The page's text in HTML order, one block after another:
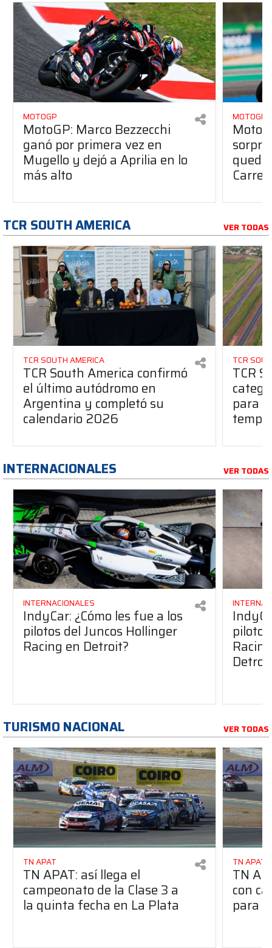
MOTOGP
MotoGP: Marco Bezzecchi
ganó por primera vez en
Mugello y dejó a Aprilia en lo
más alto
MOTOGP
TCR SOUTH AMERICA VER TODAS
TCR SOUTH AMERICA
TCR South America confirmó
el último autódromo en
Argentina y completó su
calendario 2026
TCR
TCR
para
INTERNACIONALES VER TODAS
INTERNACIONALES
IndyCar: ¿Cómo les fue a los
pilotos del Juncos Hollinger
Racing en Detroit?
TURISMO NACIONAL VER TODAS
TN APAT
TN APAT: así llega el
campeonato de la Clase 3 a
la quinta fecha en La Plata
TN APAT
TN
con
para